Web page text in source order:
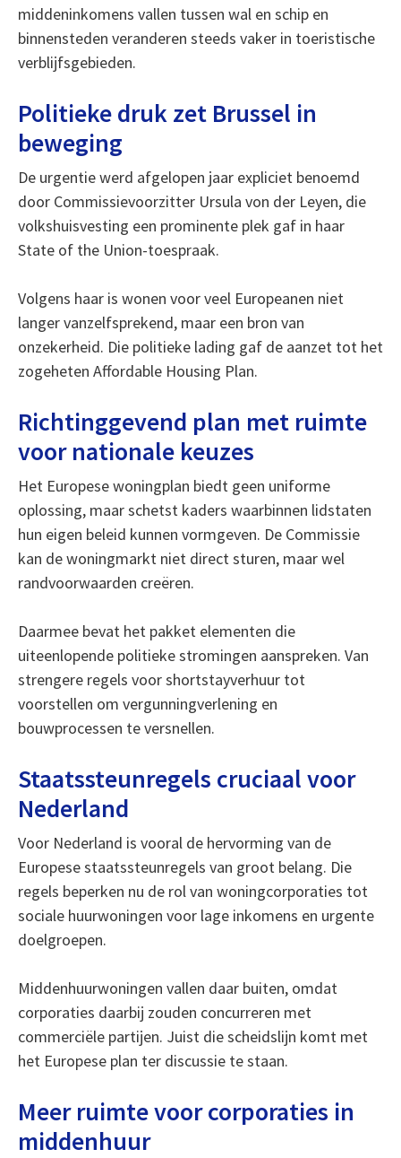
middeninkomens vallen tussen wal en schip en
binnensteden veranderen steeds vaker in toeristische
verblijfsgebieden.
Politieke druk zet Brussel in
beweging
De urgentie werd afgelopen jaar expliciet benoemd
door Commissievoorzitter Ursula von der Leyen, die
volkshuisvesting een prominente plek gaf in haar
State of the Union-toespraak.
Volgens haar is wonen voor veel Europeanen niet
langer vanzelfsprekend, maar een bron van
onzekerheid. Die politieke lading gaf de aanzet tot het
zogeheten Affordable Housing Plan.
Richtinggevend plan met ruimte
voor nationale keuzes
Het Europese woningplan biedt geen uniforme
oplossing, maar schetst kaders waarbinnen lidstaten
hun eigen beleid kunnen vormgeven. De Commissie
kan de woningmarkt niet direct sturen, maar wel
randvoorwaarden creëren.
Daarmee bevat het pakket elementen die
uiteenlopende politieke stromingen aanspreken. Van
strengere regels voor shortstayverhuur tot
voorstellen om vergunningverlening en
bouwprocessen te versnellen.
Staatssteunregels cruciaal voor
Nederland
Voor Nederland is vooral de hervorming van de
Europese staatssteunregels van groot belang. Die
regels beperken nu de rol van woningcorporaties tot
sociale huurwoningen voor lage inkomens en urgente
doelgroepen.
Middenhuurwoningen vallen daar buiten, omdat
corporaties daarbij zouden concurreren met
commerciële partijen. Juist die scheidslijn komt met
het Europese plan ter discussie te staan.
Meer ruimte voor corporaties in
middenhuur